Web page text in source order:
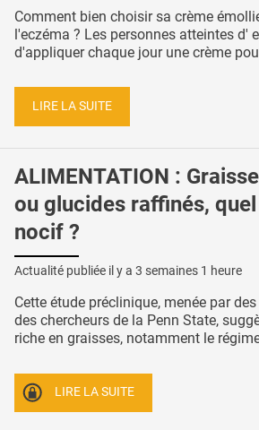
Comment bien choisir sa crème
l'eczéma ? Les personnes atteintes d'
d'appliquer chaque jour une crème
LIRE LA SUITE
ALIMENTATION :
ou glucides raffinés,
nocif ?
Actualité publiée il y a 3 semaines 1 heure
Cette étude préclinique, menée par
des chercheurs de la Penn State,
riche en graisses, notamment le
LIRE LA SUITE